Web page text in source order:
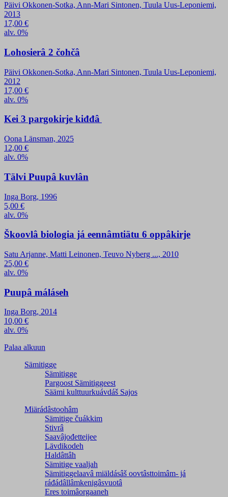
Päivi Okkonen-Sotka, Ann-Mari Sintonen, Tuula Uus-Leponiemi,
2013
17,00 €
alv. 0%
Lohosierâ 2 čohčâ
Päivi Okkonen-Sotka, Ann-Mari Sintonen, Tuula Uus-Leponiemi,
2012
17,00 €
alv. 0%
Kei 3 pargokirje kiđđâ
Oona Länsman, 2025
12,00 €
alv. 0%
Tälvi Puupâ kuvlân
Inga Borg, 1996
5,00 €
alv. 0%
Škoovlâ biologia já eennâmtiätu 6 oppâkirje
Satu Arjanne, Matti Leinonen, Teuvo Nyberg ..., 2010
25,00 €
alv. 0%
Puupâ máláseh
Inga Borg, 2014
10,00 €
alv. 0%
Palaa alkuun
Sämitigge
Sämitigge
Pargoost Sämitiggeest
Säämi kulttuurkuávdáš Sajos
Miärádâstoohâm
Sämitige čuákkim
Stivrâ
Saavâjođetteijee
Lävdikodeh
Haldâttâh
Sämitige vaaljah
Sämitiggelaavâ miäldásâš oovtâsttoimâm- já
ráđádâllâmkenigâsvuotâ
Eres toimâorgaaneh